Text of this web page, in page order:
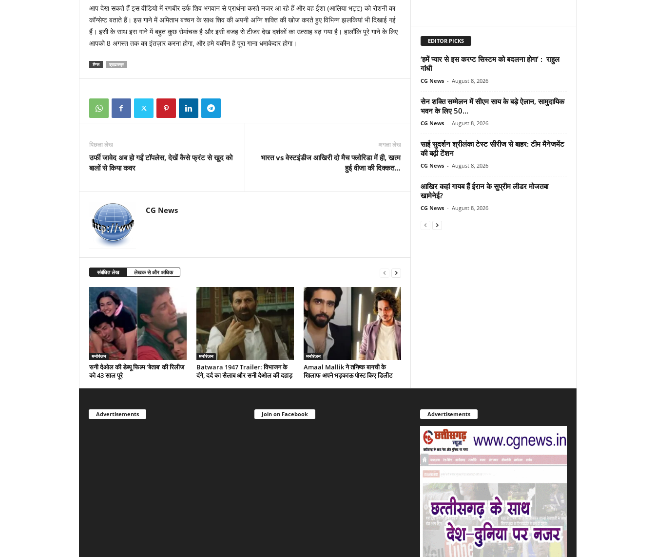
आप देख सकते हैं इस वीडियो में रणबीर उर्फ शिव भगवान से प्रार्थना करते नजर आ रहे हैं और वह ईशा (आलिया भट्ट) को रोशनी का
कॉन्सेप्ट बताते हैं। इस गाने में अमिताभ बच्चन के साथ शिव की अपनी अग्नि शक्ति की खोज करते हुए विभिन्न झलकियां भी दिखाई गई
हैं। इसी के साथ इस गाने में बहुत कुछ रोमांचक है और इसी वजह से टीजर देख दर्शकों का उत्साह बढ़ गया है। हालाँकि पूरे गाने के लिए
आपको 8 अगस्त तक का इंतज़ार करना होगा, और हमे यकीन है पूरा गाना धमाकेदार होगा।
टैग्स ब्रह्मास्त्र
पिछला लेख
उर्फी जावेद अब हो गईं टॉपलेस, देखें कैसे फ्रंट से खुद को
बालों से किया कवर
अगला लेख
भारत vs वेस्टइंडीज आखिरी दो मैच फ्लोरिडा में ही, खत्म
हुई वीजा की दिक्कत…
CG News
संबंधित लेख लेखक से और अधिक
मनोरंजन
सनी देओल की डेब्यू फिल्म ‘बेताब’ की रिलीज
को 43 साल पूरे
मनोरंजन
Batwara 1947 Trailer: विभाजन के
दंगे, दर्द का सैलाब और सनी देओल की दहाड़
मनोरंजन
Amaal Mallik ने तनिष्क बागची के
खिलाफ अपने भड़काऊ पोस्ट किए डिलीट
EDITOR PICKS
‘हमें प्यार से इस करप्ट सिस्टम को बदलना होगा’ : राहुल
गांधी
CG News - August 8, 2026
सेन शक्ति सम्मेलन में सीएम साय के बड़े ऐलान, सामुदायिक
भवन के लिए 50...
CG News - August 8, 2026
साई सुदर्शन श्रीलंका टेस्ट सीरीज से बाहर: टीम मैनेजमेंट
की बढ़ी टेंशन
CG News - August 8, 2026
आखिर कहां गायब हैं ईरान के सुप्रीम लीडर मोजतबा
खामेनेई?
CG News - August 8, 2026
Advertisements Join on Facebook Advertisements